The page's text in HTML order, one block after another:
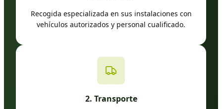
Recogida especializada en sus instalaciones con
vehículos autorizados y personal cualificado.
2. Transporte